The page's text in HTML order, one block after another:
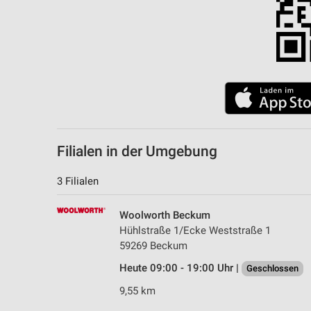
Filialen in der Umgebung
3 Filialen
Woolworth Beckum
Hühlstraße 1/Ecke Weststraße 1
59269 Beckum
Heute 09:00 - 19:00 Uhr |
Geschlossen
9,55 km